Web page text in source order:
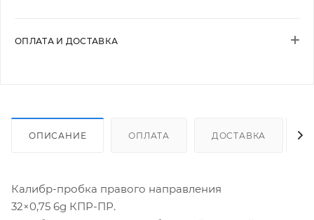
ОПЛАТА И ДОСТАВКА
ОПИСАНИЕ ОПЛАТА ДОСТАВКА
Калибр-пробка правого направления
32×0,75 6g КПР-ПР.